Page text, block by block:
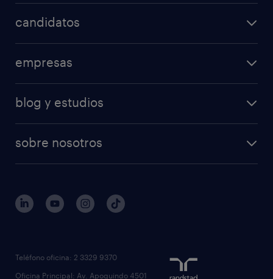
candidatos
empresas
blog y estudios
sobre nosotros
Teléfono oficina: 2 3329 9370
Oficina Principal: Av. Apoquindo 4501